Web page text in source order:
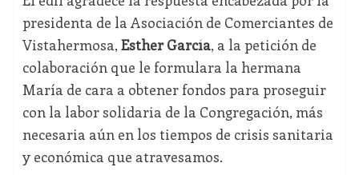
presidenta de la Asociación de Comerciantes de
Vistahermosa, Esther García, a la petición de
colaboración que le formulara la hermana
María de cara a obtener fondos para proseguir
con la labor solidaria de la Congregación, más
necesaria aún en los tiempos de crisis sanitaria
y económica que atravesamos.